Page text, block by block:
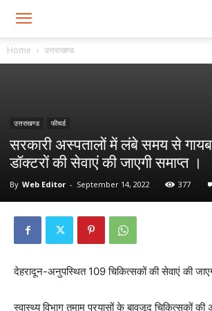
Home उत्तराखण्ड
उत्तराखण्ड फीचर्ड
सरकारी अस्पतालों में लंबे समय से
डॉक्टरों की सेवाएं की जाएगी समाप्त ।
By Web Editor - September 14, 2022 377
देहरादून-अनुपस्थित 109 चिकित्सकों की सेवाएं की
स्वास्थ्य विभाग तमाम प्रयासों के बावजूद चिकित्सकों की